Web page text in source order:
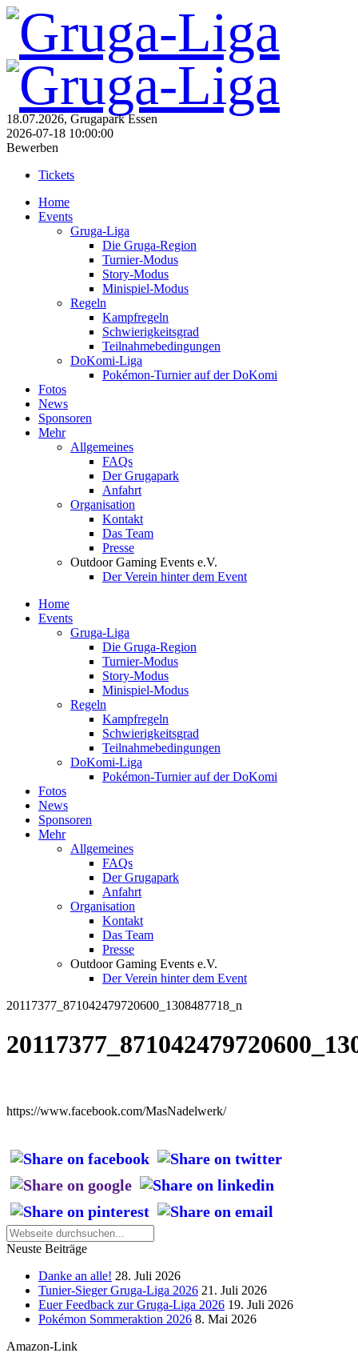
18.07.2026, Grugapark Essen
2026-07-18 10:00:00
Bewerben
Tickets
Home
Events
Gruga-Liga
Die Gruga-Region
Turnier-Modus
Story-Modus
Minispiel-Modus
Regeln
Kampfregeln
Schwierigkeitsgrad
Teilnahmebedingungen
DoKomi-Liga
Pokémon-Turnier auf der DoKomi
Fotos
News
Sponsoren
Mehr
Allgemeines
FAQs
Der Grugapark
Anfahrt
Organisation
Kontakt
Das Team
Presse
Outdoor Gaming Events e.V.
Der Verein hinter dem Event
Home
Events
Gruga-Liga
Die Gruga-Region
Turnier-Modus
Story-Modus
Minispiel-Modus
Regeln
Kampfregeln
Schwierigkeitsgrad
Teilnahmebedingungen
DoKomi-Liga
Pokémon-Turnier auf der DoKomi
Fotos
News
Sponsoren
Mehr
Allgemeines
FAQs
Der Grugapark
Anfahrt
Organisation
Kontakt
Das Team
Presse
Outdoor Gaming Events e.V.
Der Verein hinter dem Event
20117377_871042479720600_1308487718_n
https://www.facebook.com/MasNadelwerk/
Neuste Beiträge
Danke an alle! 28. Juli 2026
Tunier-Sieger Gruga-Liga 2026 21. Juli 2026
Euer Feedback zur Gruga-Liga 2026 19. Juli 2026
Pokémon Sommeraktion 2026 8. Mai 2026
Amazon-Link